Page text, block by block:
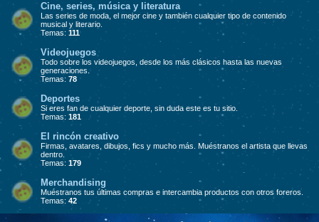
Cine, series, música y literatura
Las series de moda, el mejor cine y también cualquier tipo de contenido
musical y literario.
Temas: 111
Videojuegos
Todo sobre los videojuegos, desde los más clásicos hasta las nuevas
generaciones.
Temas: 78
Deportes
Si eres fan de cualquier deporte, sin duda este es tu sitio.
Temas: 181
El rincón creativo
Firmas, avatares, dibujos, fics y mucho más. Muéstranos el artista que llevas
dentro.
Temas: 179
Merchandising
Muéstranos tus últimas compras e intercambia productos con otros foreros.
Temas: 42